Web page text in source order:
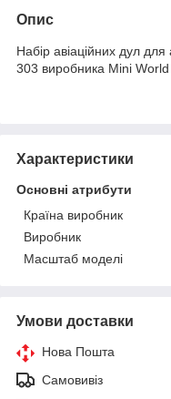
Опис
Набір авіаційних дул
303 виробника Mini
Характеристики
Основні атрибути
Країна виробник
Виробник
Масштаб моделі
Умови доставки
Нова Пошта
Самовивіз